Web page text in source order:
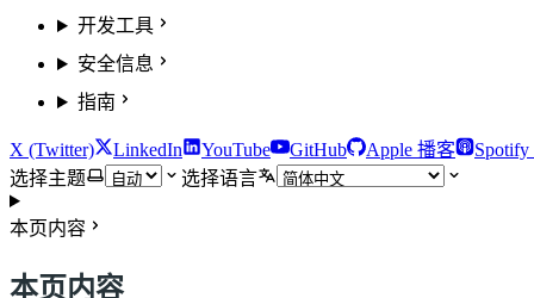
开发工具
安全信息
指南
X (Twitter) LinkedIn YouTube GitHub Apple 播客
选择主题
选择语言
本页内容
本页内容